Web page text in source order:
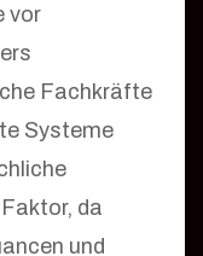
vor
Fachkräfte
Systeme
da
und